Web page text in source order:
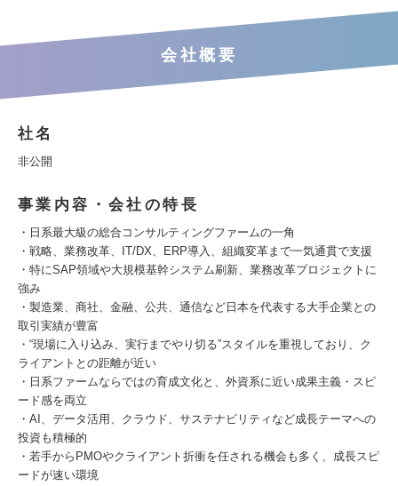
会社概要
社名
非公開
事業内容・会社の特長
・日系最大級の総合コンサルティングファームの一角
・戦略、業務改革、IT/DX、ERP導入、組織変革まで一気通貫で支援
・特にSAP領域や大規模基幹システム刷新、業務改革プロジェクトに
強み
・製造業、商社、金融、公共、通信など日本を代表する大手企業との
取引実績が豊富
・“現場に入り込み、実行までやり切る”スタイルを重視しており、ク
ライアントとの距離が近い
・日系ファームならではの育成文化と、外資系に近い成果主義・スピ
ード感を両立
・AI、データ活用、クラウド、サステナビリティなど成長テーマへの
投資も積極的
・若手からPMOやクライアント折衝を任される機会も多く、成長スピ
ードが速い環境